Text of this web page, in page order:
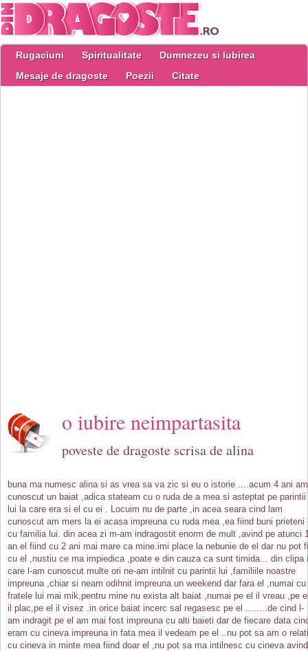
Rugaciuni Spiritualitate
Dumnezeu si Iubirea
Mesaje de dragoste
Poezii Citate
o iubire neimpartasita
poveste de dragoste scrisa de alina
buna ma numesc alina si as vrea sa va zic si eu o istorie ....acum 4 ani am
cunoscut un baiat ,adica stateam cu o ruda de a mea si asteptat pe parintii
lui la care era si el cu ei . Locuim nu de parte ,in acea seara cind lam
cunoscut am mers la ei acasa impreuna cu ruda mea ,ea fiind buni prieteni
cu familia lui. din acea zi m-am indragostit enorm de mult ,avind pe atunci
an el fiind cu 2 ani mai mare ca mine.imi place la nebunie de el dar nu pot fi
cu el ,nustiu ce ma impiedica ,poate e din cauza ca sunt timida... din clipa
care l-am cunoscut multe ori ne-am intilnit cu parintii lui ,familiile noastre
impreuna ,chiar si neam odihnit impreuna un weekend dar fara el ,numai cu
fratele lui mai mik,pentru mine nu exista alt baiat ,numai pe el il vreau ,pe
il plac,pe el il visez .in orice baiat incerc sal regasesc pe el ........de cind l-
am indragit pe el am mai fost impreuna cu alti baieti dar de fiecare data
eram cu cineva impreuna in fata mea il vedeam pe el ..nu pot sa am o
cu cineva in minte mea fiind doar el ,nu pot sa ma intilnesc cu cineva avind